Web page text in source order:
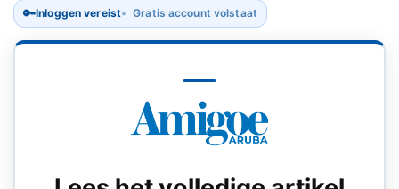
🔑Inloggen vereist Gratis account volstaat